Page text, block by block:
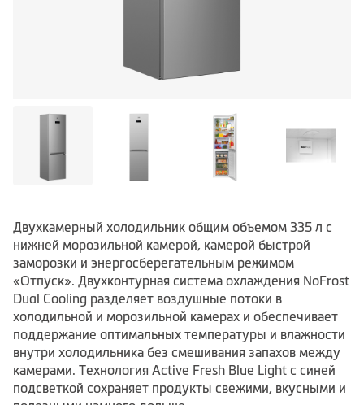
Двухкамерный холодильник общим объемом 335 л с
нижней морозильной камерой, камерой быстрой
заморозки и энергосберегательным режимом
«Отпуск». Двухконтурная система охлаждения NoFrost
Dual Cooling разделяет воздушные потоки в
холодильной и морозильной камерах и обеспечивает
поддержание оптимальных температуры и влажности
внутри холодильника без смешивания запахов между
камерами. Технология Active Fresh Blue Light с синей
подсветкой сохраняет продукты свежими, вкусными и